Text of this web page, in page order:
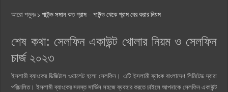
আরো পড়ুনঃ ১ পাউন্ড সমান কত গ্রাম – পাউন্ড থেকে গ্রাম বের করার নিয়ম
শেষ কথা: সেলফিন একাউন্ট খোলার নিয়ম ও সেলফিন
চার্জ ২০২৩
ইসলামী ব্যাংকের ডিজিটাল ওয়ালেট হলো সেলফিন। এটি ইসলামী ব্যাংক বাংলাদেশ লিমিটেড দ্বারা
পরিচালিত। ইসলামী ব্যাংকের সমস্ত সার্ভিস সহজে ব্যবহার করতে চাইলে আপনাকে সেলফিন একাউন্ট